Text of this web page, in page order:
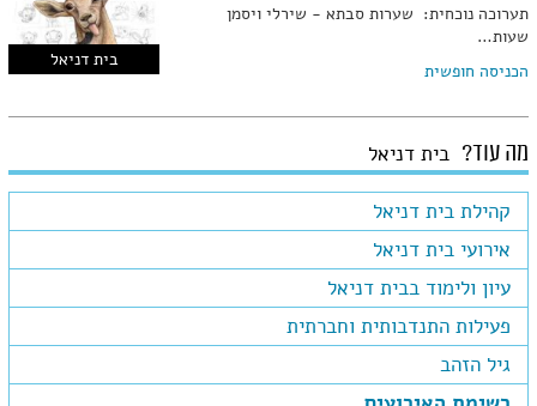
בית דניאל
תערוכה נוכחית: שערות סבתא - שירלי ויסמן
שעות…
הכניסה חופשית
מה עוד? בית דניאל
קהילת בית דניאל
אירועי בית דניאל
עיון ולימוד בבית דניאל
פעילות התנדבותית וחברתית
גיל הזהב